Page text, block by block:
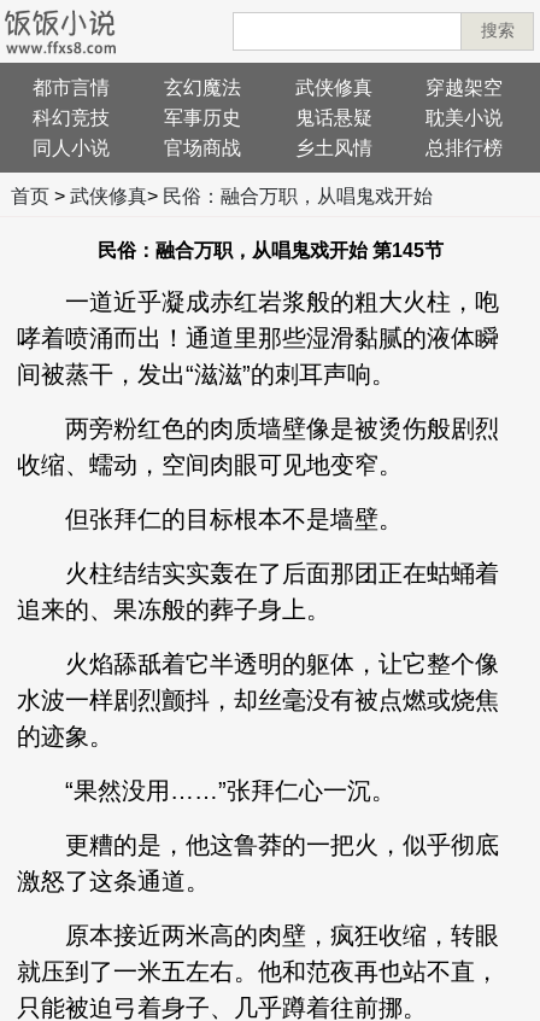
搜索
都市言情 玄幻魔法 武侠修真
穿越架空
科幻竞技
军事历史 鬼话悬疑
耽美小说
同人小说
官场商战 乡土风情 总排行榜
首页> 武侠修真> 民俗：融合万职，从唱鬼戏开始
民俗：融合万职，从唱鬼戏开始 第145节
一道近乎凝成赤红岩浆般的粗大火柱，咆
哮着喷涌而出！通道里那些湿滑黏腻的液体瞬
间被蒸干，发出“滋滋”的刺耳声响。
两旁粉红色的肉质墙壁像是被烫伤般剧烈
收缩、蠕动，空间肉眼可见地变窄。
但张拜仁的目标根本不是墙壁。
火柱结结实实轰在了后面那团正在蛄蛹着
追来的、果冻般的葬子身上。
火焰舔舐着它半透明的躯体，让它整个像
水波一样剧烈颤抖，却丝毫没有被点燃或烧焦
的迹象。
“果然没用……”张拜仁心一沉。
更糟的是，他这鲁莽的一把火，似乎彻底
激怒了这条通道。
原本接近两米高的肉壁，疯狂收缩，转眼
就压到了一米五左右。他和范夜再也站不直，
只能被迫弓着身子、几乎蹲着往前挪。